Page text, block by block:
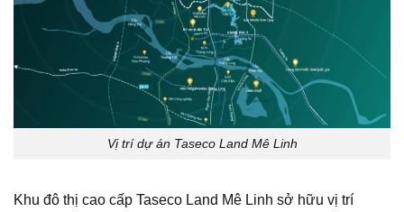
Vị trí dự án Taseco Land Mê Linh
Khu đô thị cao cấp Taseco Land Mê Linh sở hữu vị trí